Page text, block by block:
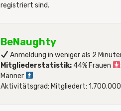
registriert sind.
BeNaughty
Anmeldung in weniger als 2
Mitgliederstatistik:44% Frauen
Männer
Aktivitätsgrad: Mitgliedert: 1.700.000